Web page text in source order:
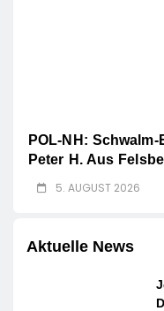
POL-NH:
Peter H. Aus
5. AUGUST 2026
Aktuelle News